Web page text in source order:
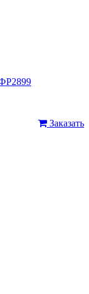
Заказать